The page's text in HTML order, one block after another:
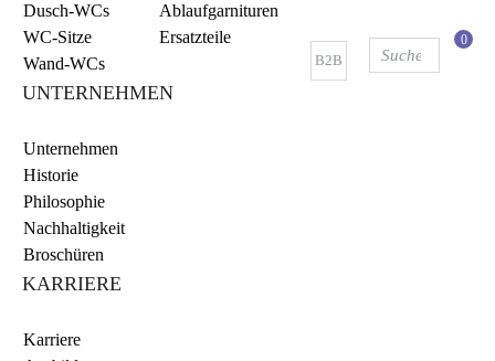
Dusch-WCs
WC-Sitze
Wand-WCs
Ablaufgarnituren
Ersatzteile
UNTERNEHMEN
Unternehmen
Historie
Philosophie
Nachhaltigkeit
Broschüren
KARRIERE
Karriere
B2B
0